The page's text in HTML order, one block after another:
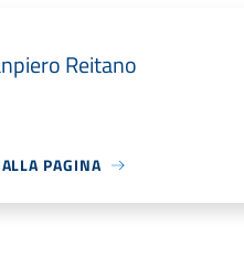
Reitano
PAGINA